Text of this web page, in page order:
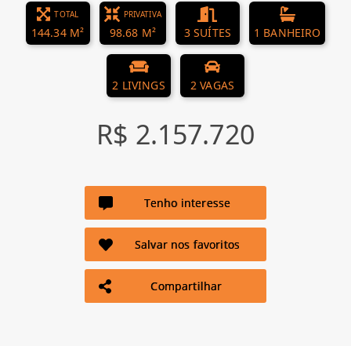
TOTAL
144.34 M²
PRIVATIVA
98.68 M² 3 SUÍTES 1 BANHEIRO
2 LIVINGS 2 VAGAS
R$ 2.157.720
Tenho interesse
Salvar nos favoritos
Compartilhar